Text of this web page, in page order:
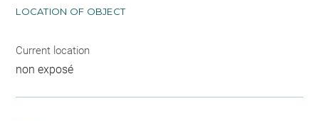
LOCATION OF OBJECT
Current location
non exposé